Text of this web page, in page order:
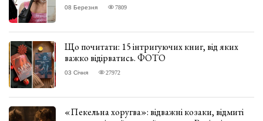
08 Березня 7809
Що почитати: 15 інтригуючих книг, від яких
важко відірватись. ФОТО
03 Січня 27972
«Пекельна хоругва»: відважні козаки, відмиті